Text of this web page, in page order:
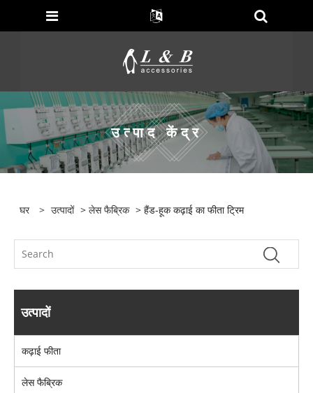
उत्पाद केंद्र
घर > उत्पादों >लेस फैब्रिक > हैंड-हूक कढ़ाई का फीता ट्रिम
उत्पादों
कढ़ाई फीता
लेस फैब्रिक